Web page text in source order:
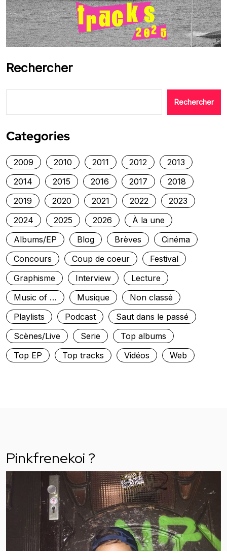
Rechercher
Rechercher
Categories
2009 2010 2011 2012
2013
2014
2015 2016 2017
2018
2019
2020 2021 2022
2023
2024
2025 2026
À la une
Albums/EP
Blog Brèves
Cinéma
Concours
Coup de coeur
Festival
Graphisme
Interview
Lecture
Music of …
Musique
Non classé
Playlists
Podcast
Saut dans le passé
Scènes/Live
Serie
Top albums
Top EP
Top tracks Vidéos Web
Pinkfrenekoi ?